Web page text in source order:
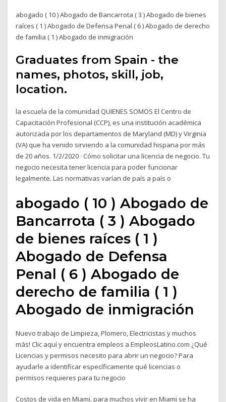
abogado ( 10 ) Abogado de Bancarrota ( 3 ) Abogado de bienes
raíces ( 1 ) Abogado de Defensa Penal ( 6 ) Abogado de derecho
de familia ( 1 ) Abogado de inmigración
Graduates from Spain - the
names, photos, skill, job,
location.
la escuela de la comunidad QUIENES SOMOS El Centro de
Capacitación Profesional (CCP), es una institución académica
autorizada por los departamentos de Maryland (MD) y Virginia
(VA) que ha venido sirviendo a la comunidad hispana por más
de 20 años. 1/2/2020 · Cómo solicitar una licencia de negocio. Tu
negocio necesita tener licencia para poder funcionar
legalmente. Las normativas varían de país a país o
abogado ( 10 ) Abogado de
Bancarrota ( 3 ) Abogado
de bienes raíces ( 1 )
Abogado de Defensa
Penal ( 6 ) Abogado de
derecho de familia ( 1 )
Abogado de inmigración
Nuevo trabajo de Limpieza, Plomero, Electricistas y muchos
más! Clic aquí y encuentra empleos a EmpleosLatino.com ¿Qué
Licencias y permisos necesito para abrir un negocio? Para
ayudarle a identificar específicamente qué licencias o
permisos requieres para tu negocio
Costos de vida en Miami, para muchos vivir en Miami se ha